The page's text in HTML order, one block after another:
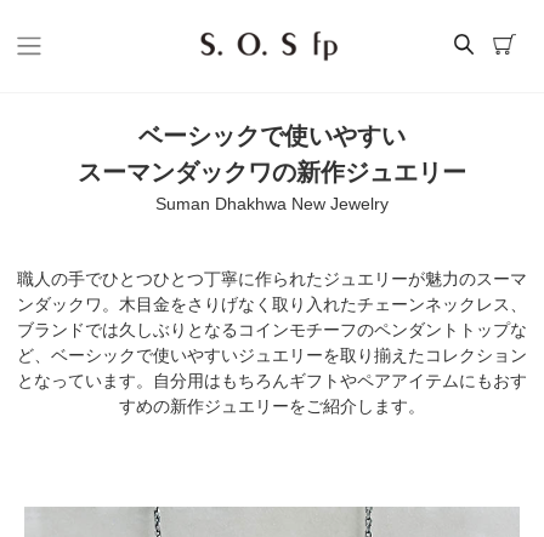
ベーシックで使いやすい
スーマンダックワの新作ジュエリー
Suman Dhakhwa New Jewelry
職人の手でひとつひとつ丁寧に作られたジュエリーが魅力のスーマ
ンダックワ。木目金をさりげなく取り入れたチェーンネックレス、
ブランドでは久しぶりとなるコインモチーフのペンダントトップな
ど、ベーシックで使いやすいジュエリーを取り揃えたコレクション
となっています。自分用はもちろんギフトやペアアイテムにもおす
すめの新作ジュエリーをご紹介します。